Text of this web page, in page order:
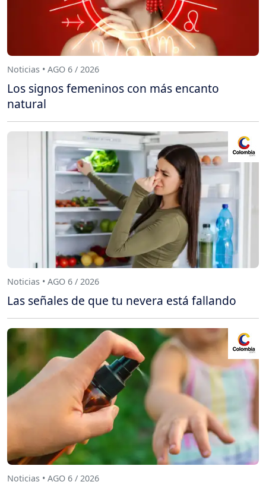
Noticias • AGO 6 / 2026
Los signos femeninos con más encanto
natural
Noticias • AGO 6 / 2026
Las señales de que tu nevera está fallando
Noticias • AGO 6 / 2026